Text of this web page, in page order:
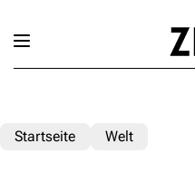
Startseite Welt